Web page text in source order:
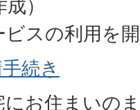
）
ビスの利用を
続き
にお住まいの